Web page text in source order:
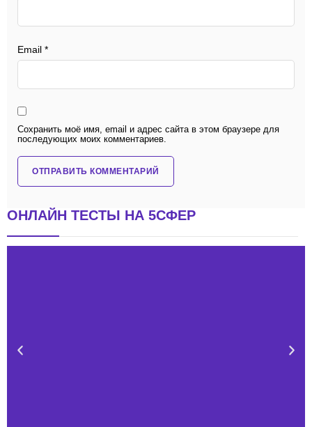
Email *
Сохранить моё имя, email и адрес сайта в этом браузере для
последующих моих комментариев.
ОНЛАЙН ТЕСТЫ НА 5СФЕР